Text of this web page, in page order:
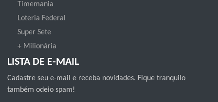
Timemania
Loteria Federal
Super Sete
+ Milionária
LISTA DE E-MAIL
Cadastre seu e-mail e receba novidades. Fique tranquilo
também odeio spam!